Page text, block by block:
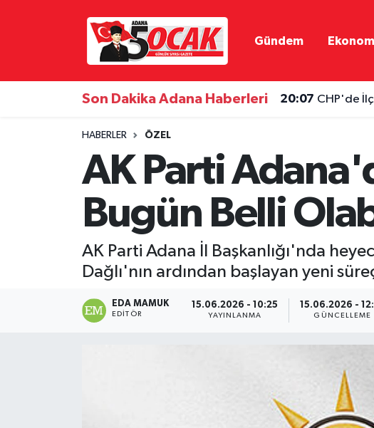
Gündem
Son Dakika Adana Haberleri 20:07 CHP'de
HABERLER ÖZEL
AK Parti
Bugün Belli
AK Parti Adana İl Başkanlığı'nda
Dağlı'nın ardından başlayan yeni
EDA MAMUK
EDITÖR
15.06.2026 - 10:25
YAYINLANMA
15.06.2026 -
GÜNCELLEME
Haber Reklam
Hava Durumu
Tüm Manşetler
Son Dakika Haberleri